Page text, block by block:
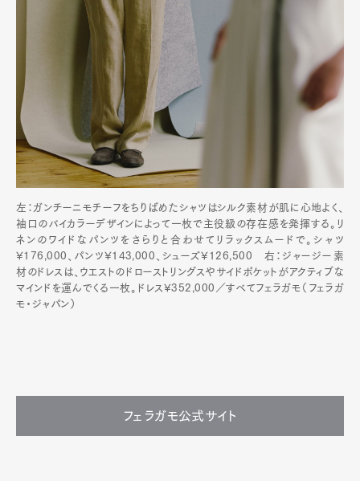
左：ガンチーニモチーフをちりばめたシャツはシルク素材が肌に心地よく、
袖口のバイカラーデザインによって一枚で主役級の存在感を発揮する。リ
ネンのワイドなパンツをさらりと合わせてリラックスムードで。シャツ
¥176,000、パンツ¥143,000、シューズ¥126,500 右：ジャージー素
材のドレスは、ウエストのドローストリングスやサイドポケットがアクティブな
マインドを運んでくる一枚。ドレス¥352,000／すべてフェラガモ（フェラガ
モ・ジャパン）
フェラガモ公式サイト